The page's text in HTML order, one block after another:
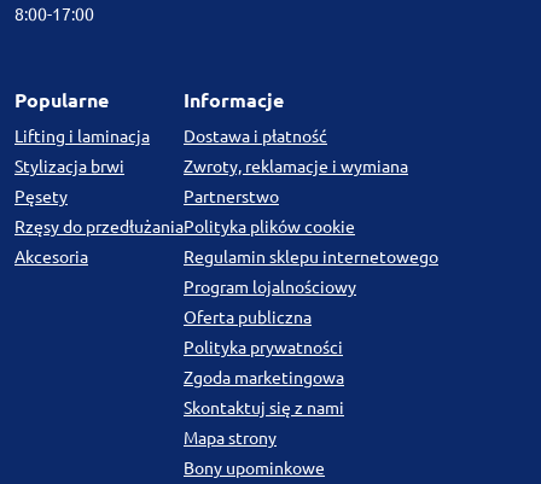
8:00-17:00
Popularne
Lifting i laminacja
Stylizacja brwi
Pęsety
Rzęsy do przedłużania
Akcesoria
Informacje
Dostawa i płatność
Zwroty, reklamacje i wymiana
Partnerstwo
Polityka plików cookie
Regulamin sklepu internetowego
Program lojalnościowy
Oferta publiczna
Polityka prywatności
Zgoda marketingowa
Skontaktuj się z nami
Mapa strony
Bony upominkowe